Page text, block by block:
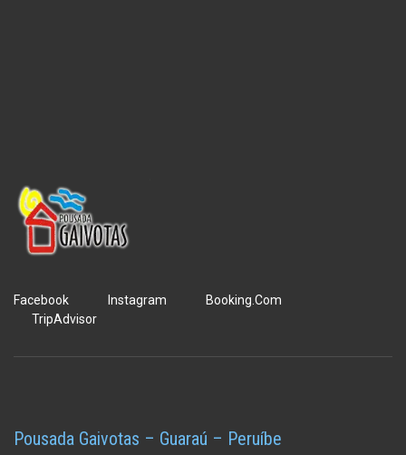
Facebook Instagram
Booking.Com
TripAdvisor
Pousada Gaivotas – Guaraú – Peruíbe